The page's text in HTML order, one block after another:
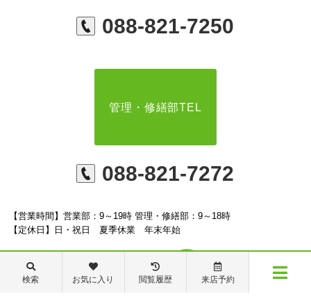
088-821-7250
管理・修繕部TEL
088-821-7272
【営業時間】営業部：9～19時 管理・修繕部：9～18時
【定休日】日・祝日 夏季休業 年末年始
検索 お気に入り 閲覧履歴 来店予約